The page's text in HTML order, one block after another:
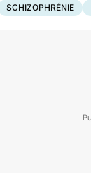
SCHIZOPHRÉNIE